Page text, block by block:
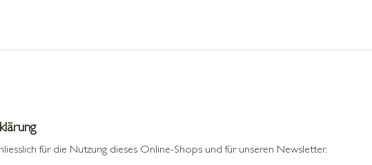
für die Nutzung dieses Online-Shops und für unseren Newsletter.